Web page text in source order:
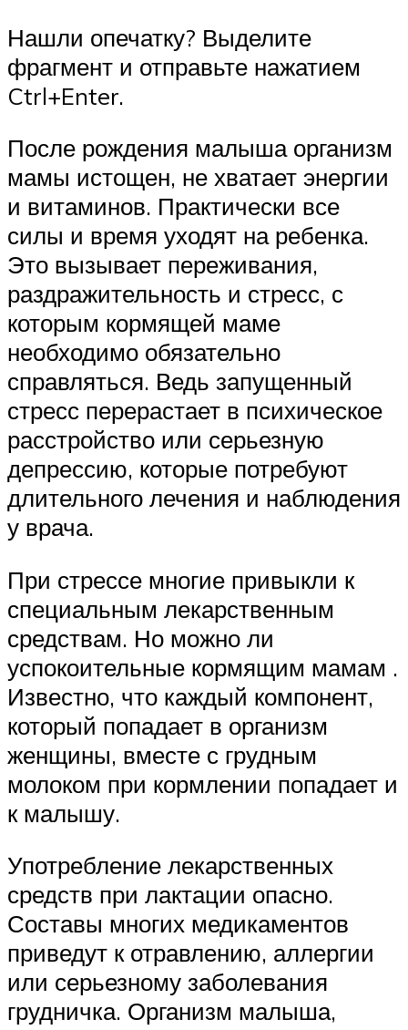
Нашли опечатку? Выделите
фрагмент и отправьте нажатием
Ctrl+Enter.
После рождения малыша организм
мамы истощен, не хватает энергии
и витаминов. Практически все
силы и время уходят на ребенка.
Это вызывает переживания,
раздражительность и стресс, с
которым кормящей маме
необходимо обязательно
справляться. Ведь запущенный
стресс перерастает в психическое
расстройство или серьезную
депрессию, которые потребуют
длительного лечения и наблюдения
у врача.
При стрессе многие привыкли к
специальным лекарственным
средствам. Но можно ли
успокоительные кормящим мамам .
Известно, что каждый компонент,
который попадает в организм
женщины, вместе с грудным
молоком при кормлении попадает и
к малышу.
Употребление лекарственных
средств при лактации опасно.
Составы многих медикаментов
приведут к отравлению, аллергии
или серьезному заболевания
грудничка. Организм малыша,